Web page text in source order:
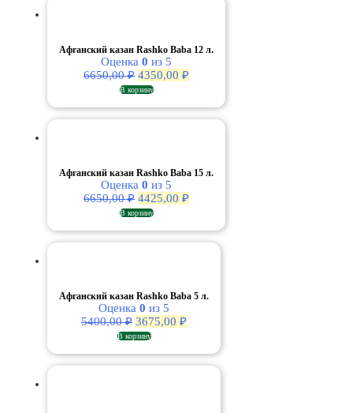
Афганский казан Rashko Baba 12 л.
Оценка 0 из 5
6650,00₽ Первоначальная
цена
4350,00 ₽
4350,00 ₽.
В корзину
Афганский казан Rashko Baba 15 л.
Оценка 0 из 5
6650,00₽ Первоначальная
цена
4425,00 ₽
4425,00 ₽.
В корзину
Афганский казан Rashko Baba 5 л.
Оценка 0 из 5
5400,00₽ Первоначальная
цена
3675,00 ₽
3675,00 ₽.
В корзину